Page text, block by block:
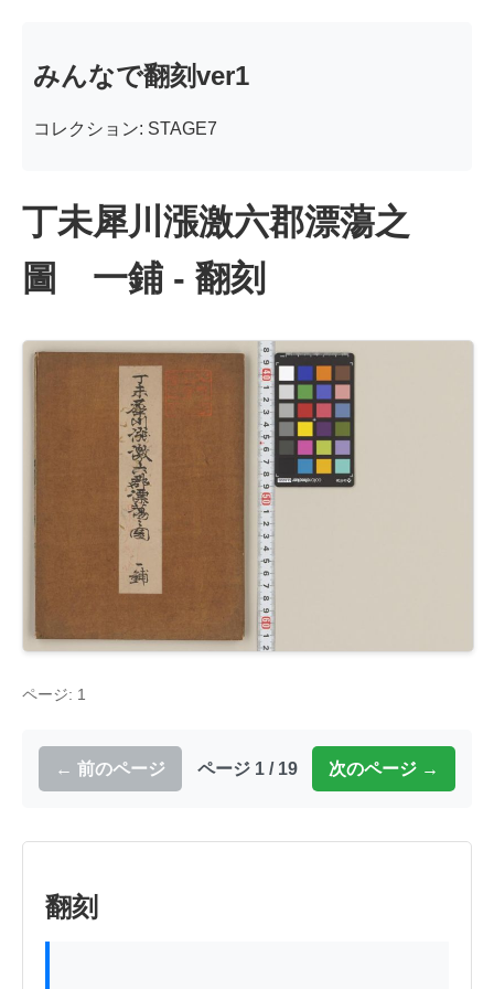
みんなで翻刻ver1
コレクション: STAGE7
丁未犀川漲激六郡漂蕩之
圖 一鋪 - 翻刻
ページ: 1
← 前のページ ページ 1 / 19 次のページ →
翻刻